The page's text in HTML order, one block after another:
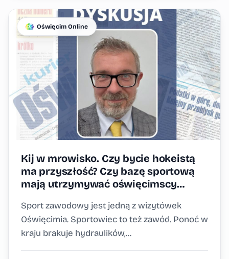
Oświęcim Online
Kij w mrowisko. Czy bycie hokeistą
ma przyszłość? Czy bazę sportową
mają utrzymywać oświęcimscy
Sport zawodowy jest jedną z wizytówek
Oświęcimia. Sportowiec to też zawód. Ponoć w
kraju brakuje hydraulików,...